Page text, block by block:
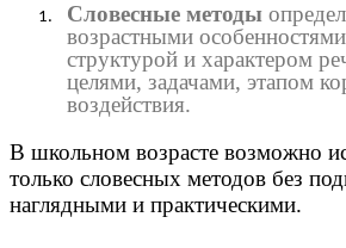
Словесные методы
возрастными
структурой и характером
целями, задачами, этапом
воздействия.
В школьном возрасте возможно
только словесных методов без
наглядными и практическими.